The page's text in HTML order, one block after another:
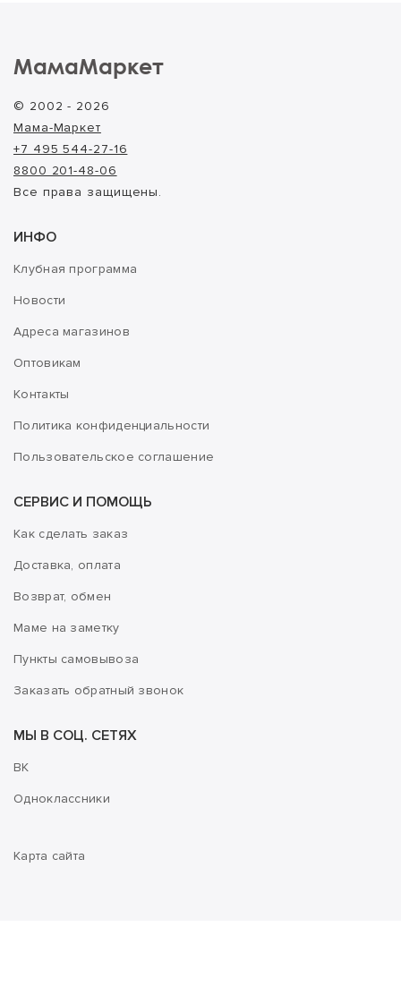
МамаМаркет
© 2002 - 2026
Мама-Маркет
+7 495 544-27-16
8800 201-48-06
Все права защищены.
ИНФО
Клубная программа
Новости
Адреса магазинов
Оптовикам
Контакты
Политика конфиденциальности
Пользовательское соглашение
СЕРВИС И ПОМОЩЬ
Как сделать заказ
Доставка, оплата
Возврат, обмен
Маме на заметку
Пункты самовывоза
Заказать обратный звонок
МЫ В СОЦ. СЕТЯХ
ВК
Одноклассники
Карта сайта